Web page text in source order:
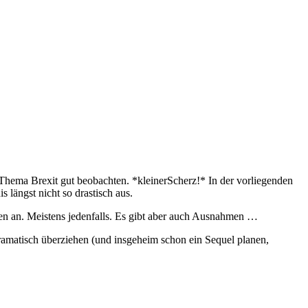
Brexit gut beobachten. *kleinerScherz!* In der vorliegenden
längst nicht so drastisch aus.
an. Meistens jedenfalls. Es gibt aber auch Ausnahmen …
überziehen (und insgeheim schon ein Sequel planen,